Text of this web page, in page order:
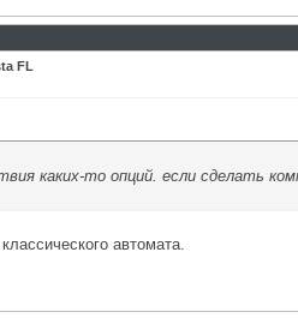
FL
каких-то опций. если сделать
автомата.